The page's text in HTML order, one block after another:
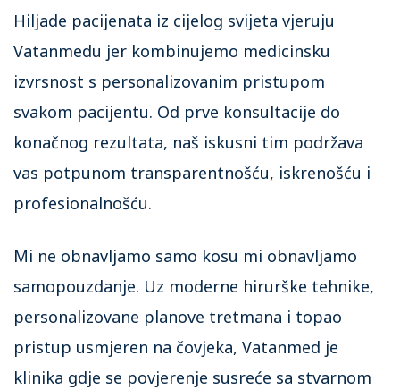
Hiljade pacijenata iz cijelog svijeta vjeruju
Vatanmedu jer kombinujemo medicinsku
izvrsnost s personalizovanim pristupom
svakom pacijentu. Od prve konsultacije do
konačnog rezultata, naš iskusni tim podržava
vas potpunom transparentnošću, iskrenošću i
profesionalnošću.
Mi ne obnavljamo samo kosu mi obnavljamo
samopouzdanje. Uz moderne hirurške tehnike,
personalizovane planove tretmana i topao
pristup usmjeren na čovjeka, Vatanmed je
klinika gdje se povjerenje susreće sa stvarnom